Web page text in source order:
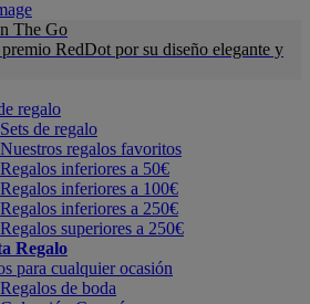
The Go
RedDot por su diseño elegante y
regalo
Sets de regalo
Nuestros regalos favoritos
Regalos inferiores a 50€
Regalos inferiores a 100€
Regalos inferiores a 250€
Regalos superiores a 250€
Regalo
para cualquier ocasión
Regalos de boda